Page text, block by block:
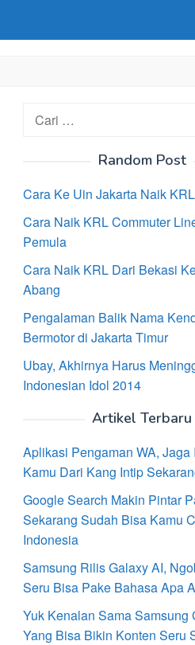
Cari
Random Post
Cara Ke Uin Jakarta Naik KRL
Cara Naik KRL Commuter
Pemula
Cara Naik KRL Dari Bekasi
Abang
Pengalaman Balik Nama
Bermotor di Jakarta Timur
Ubay, Akhirnya Harus
Indonesian Idol 2014
Artikel Terbaru
Aplikasi Pengaman WA, Jaga
Kamu Dari Kang Intip
Google Search Makin Pintar
Sekarang Sudah Bisa Kamu
Indonesia
Samsung Rilis Galaxy AI,
Seru Bisa Pake Bahasa Apa
Yuk Kenalan Sama Samsung
Yang Bisa Bikin Konten Seru